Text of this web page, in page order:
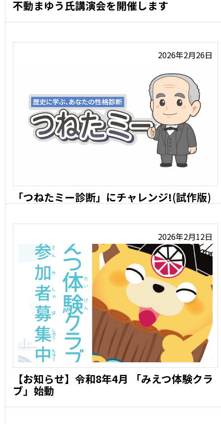
不動まゆう氏講演会を開催します
灯台専門フリーペーパー『灯台どうだい?』編集長の不動
2026年2月26日
「つねたミー診断」にチャレンジ!(試作版)
2026年2月12日
【お知らせ】令和8年4月 「みえつ体験クラ
ブ」始動
歴史館で行っている体験学習が、令和8年4月から会員制